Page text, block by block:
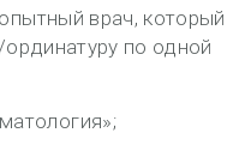
врач, который
ординатуру по одной